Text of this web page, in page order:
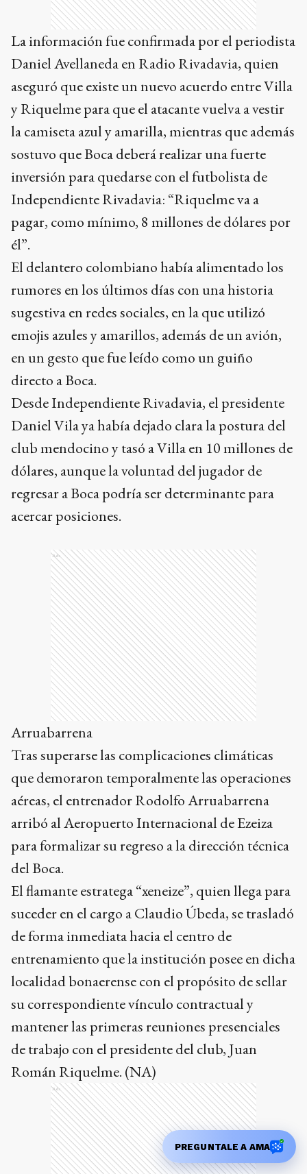
La información fue confirmada por el periodista
Daniel Avellaneda en Radio Rivadavia, quien
aseguró que existe un nuevo acuerdo entre Villa
y Riquelme para que el atacante vuelva a vestir
la camiseta azul y amarilla, mientras que además
sostuvo que Boca deberá realizar una fuerte
inversión para quedarse con el futbolista de
Independiente Rivadavia: “Riquelme va a
pagar, como mínimo, 8 millones de dólares por
él”.
El delantero colombiano había alimentado los
rumores en los últimos días con una historia
sugestiva en redes sociales, en la que utilizó
emojis azules y amarillos, además de un avión,
en un gesto que fue leído como un guiño
directo a Boca.
Desde Independiente Rivadavia, el presidente
Daniel Vila ya había dejado clara la postura del
club mendocino y tasó a Villa en 10 millones de
dólares, aunque la voluntad del jugador de
regresar a Boca podría ser determinante para
acercar posiciones.
Ads
Arruabarrena
Tras superarse las complicaciones climáticas
que demoraron temporalmente las operaciones
aéreas, el entrenador Rodolfo Arruabarrena
arribó al Aeropuerto Internacional de Ezeiza
para formalizar su regreso a la dirección técnica
del Boca.
El flamante estratega “xeneize”, quien llega para
suceder en el cargo a Claudio Úbeda, se trasladó
de forma inmediata hacia el centro de
entrenamiento que la institución posee en dicha
localidad bonaerense con el propósito de sellar
su correspondiente vínculo contractual y
mantener las primeras reuniones presenciales
de trabajo con el presidente del club, Juan
Román Riquelme. (NA)
Ads
PREGUNTALE A AMA